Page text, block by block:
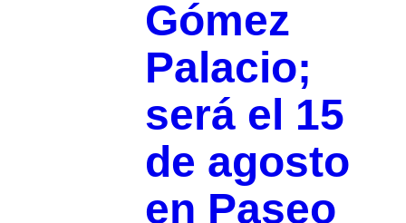
Gómez
Palacio;
será el 15
de agosto
en Paseo